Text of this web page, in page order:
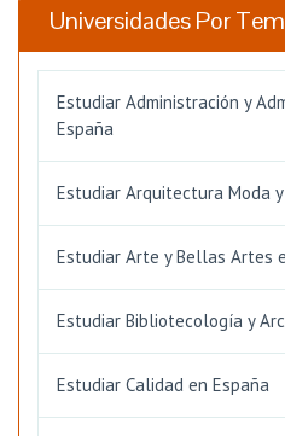
Universidades Por
Estudiar Administración y
España
Estudiar Arquitectura Moda
Estudiar Arte y Bellas Artes
Estudiar Bibliotecología y
Estudiar Calidad en España